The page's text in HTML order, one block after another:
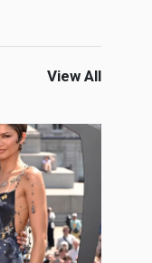
View All